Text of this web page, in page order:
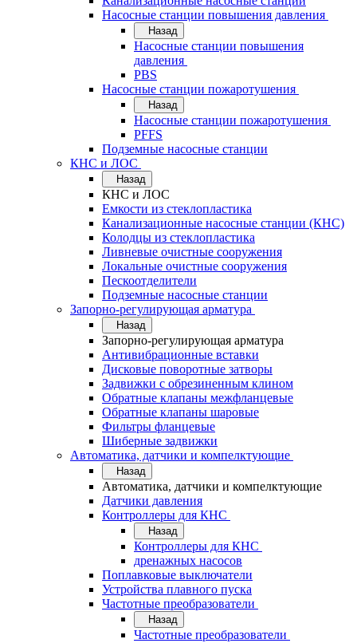
Насосные станции повышения давления
Назад
Насосные станции повышения
давления
PBS
Насосные станции пожаротушения
Назад
Насосные станции пожаротушения
PFFS
Подземные насосные станции
КНС и ЛОС
Назад
КНС и ЛОС
Емкости из стеклопластика
Канализационные насосные станции (КНС)
Колодцы из стеклопластика
Ливневые очистные сооружения
Локальные очистные сооружения
Пескоотделители
Подземные насосные станции
Запорно-регулирующая арматура
Назад
Запорно-регулирующая арматура
Антивибрационные вставки
Дисковые поворотные затворы
Задвижки с обрезиненным клином
Обратные клапаны межфланцевые
Обратные клапаны шаровые
Фильтры фланцевые
Шиберные задвижки
Автоматика, датчики и компелктующие
Назад
Автоматика, датчики и компелктующие
Датчики давления
Контроллеры для КНС
Назад
Контроллеры для КНС
дренажных насосов
Поплавковые выключатели
Устройства плавного пуска
Частотные преобразователи
Назад
Частотные преобразователи